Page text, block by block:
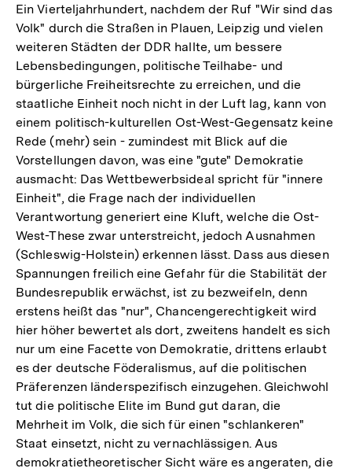
Ein Vierteljahrhundert, nachdem der Ruf "Wir sind das
Volk" durch die Straßen in Plauen, Leipzig und vielen
weiteren Städten der DDR hallte, um bessere
Lebensbedingungen, politische Teilhabe- und
bürgerliche Freiheitsrechte zu erreichen, und die
staatliche Einheit noch nicht in der Luft lag, kann von
einem politisch-kulturellen Ost-West-Gegensatz keine
Rede (mehr) sein - zumindest mit Blick auf die
Vorstellungen davon, was eine "gute" Demokratie
ausmacht: Das Wettbewerbsideal spricht für "innere
Einheit", die Frage nach der individuellen
Verantwortung generiert eine Kluft, welche die Ost-
West-These zwar unterstreicht, jedoch Ausnahmen
(Schleswig-Holstein) erkennen lässt. Dass aus diesen
Spannungen freilich eine Gefahr für die Stabilität der
Bundesrepublik erwächst, ist zu bezweifeln, denn
erstens heißt das "nur", Chancengerechtigkeit wird
hier höher bewertet als dort, zweitens handelt es sich
nur um eine Facette von Demokratie, drittens erlaubt
es der deutsche Föderalismus, auf die politischen
Präferenzen länderspezifisch einzugehen. Gleichwohl
tut die politische Elite im Bund gut daran, die
Mehrheit im Volk, die sich für einen "schlankeren"
Staat einsetzt, nicht zu vernachlässigen. Aus
demokratietheoretischer Sicht wäre es angeraten, die